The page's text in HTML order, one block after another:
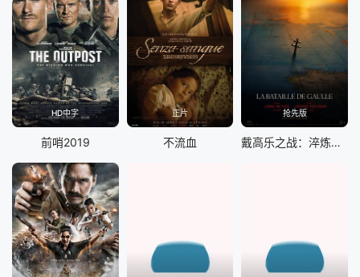
HD中字
前哨2019
正片
不流血
抢先版
戴高乐之战：淬炼时代